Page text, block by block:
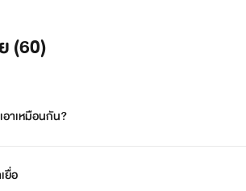
(60)
อาเหมือนกัน?
ยื่อ